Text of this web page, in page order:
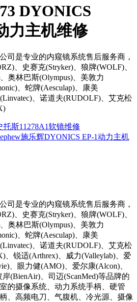
DYONICS
力主机维修
司是专业的内窥镜系统售后服务商，
、史赛克(Stryker)、狼牌(WOLF)、
奥林巴斯(Olympus)、美敦力
、蛇牌(Aesculap)、康美
、诺道夫(RUDOLF)、艾克松
托斯11278A1软镜维修
施乐辉DYONICS EP-1动力主机
司是专业的内窥镜系统售后服务商，
、史赛克(Stryker)、狼牌(WOLF)、
奥林巴斯(Olympus)、美敦力
、蛇牌(Aesculap)、康美
、诺道夫(RUDOLF)、艾克松
锐适(Arthrex)、威力(Valleylab)、爱
、眼力健(AMO)、爱尔康(Alcon)、
(BienAir)、司迈(ScanMed)等品牌的
的摄像系统、动力系统手柄、硬管
、高频电刀、气腹机、冷光源、摄像